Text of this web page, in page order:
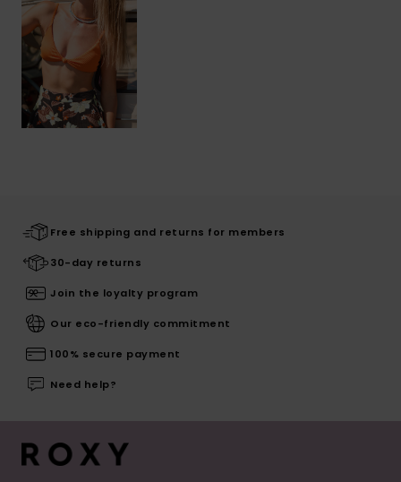
Free shipping and returns for members
30-day returns
Join the loyalty program
Our eco-friendly commitment
100% secure payment
Need help?